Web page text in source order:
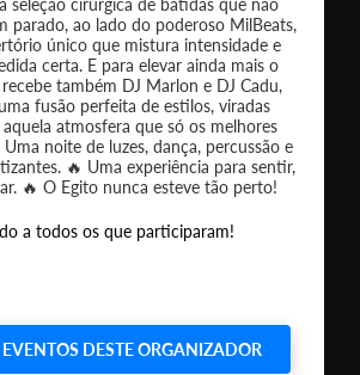
seleção cirúrgica de batidas que não
parado, ao lado do poderoso MilBeats,
único que mistura intensidade e
certa. E para elevar ainda mais o
também DJ Marlon e DJ Cadu,
fusão perfeita de estilos, viradas
aquela atmosfera que só os melhores
noite de luzes, dança, percussão e
🔥 Uma experiência para sentir,
🔥 O Egito nunca esteve tão perto!
a todos os que participaram!
DESTE ORGANIZADOR